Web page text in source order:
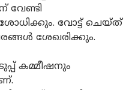
വേണ്ടി
വോട്ട് ചെയ്ത്
ശേഖരിക്കും.
കമ്മീഷനും